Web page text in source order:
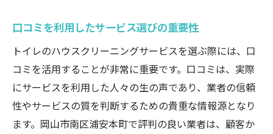
ングガイド
定期的なクリーニングがもたらす効果
トイレの衛生を保つための日常メンテナン
ス
プロのサポートを受けるタイミング
クリーニングの頻度とその理由
口コミを利用したサービス選びの重要性
トイレのハウスクリーニングサービスを選ぶ際には、口
コミを活用することが非常に重要です。口コミは、実際
にサービスを利用した人々の生の声であり、業者の信頼
性やサービスの質を判断するための貴重な情報源となり
ます。岡山市南区浦安本町で評判の良い業者は、顧客か